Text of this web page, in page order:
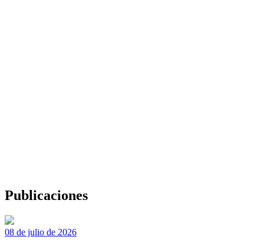
Publicaciones
08 de julio de 2026